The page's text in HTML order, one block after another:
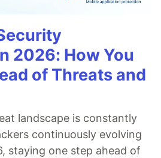
2026: How You
of Threats and
landscape is constantly
continuously evolving
staying one step ahead of